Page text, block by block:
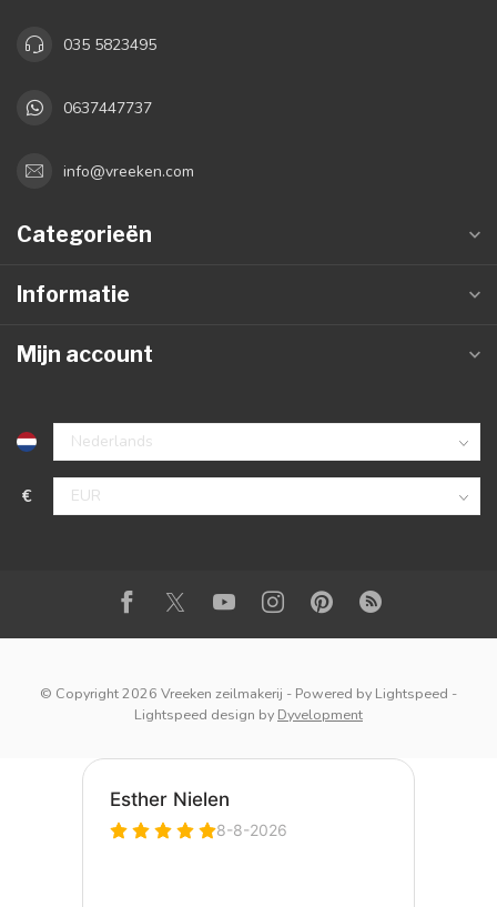
035 5823495
0637447737
info@vreeken.com
Categorieën
Informatie
Mijn account
€
© Copyright 2026 Vreeken zeilmakerij - Powered by Lightspeed -
Lightspeed design by Dyvelopment